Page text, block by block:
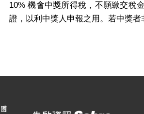
10% 機會中獎所得稅，不願繳交稅
證，以利中獎人申報之用。若中獎者